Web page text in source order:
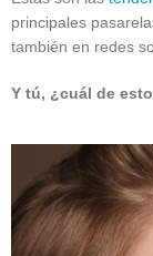
principales
también en redes
Y tú, ¿cuál de